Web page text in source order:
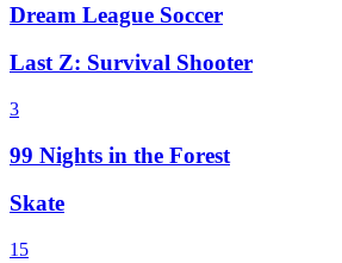
Dream League Soccer
Last Z: Survival Shooter
3
99 Nights in the Forest
Skate
15